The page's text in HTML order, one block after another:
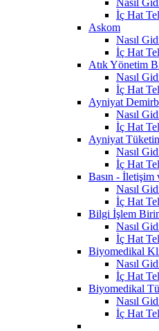
İç Hat
Askom
Nasıl
İç Hat
Atık Yönetim
Nasıl
İç Hat
Ayniyat
Nasıl
İç Hat
Ayniyat
Nasıl
İç Hat
Basın - İletişim
Nasıl
İç Hat
Bilgi İşlem
Nasıl
İç Hat
Biyomedikal
Nasıl
İç Hat
Biyomedikal
Nasıl
İç Hat